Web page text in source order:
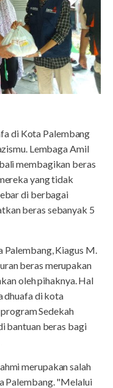
di Kota Palembang
Lembaga Amil
membagikan beras
yang tidak
di berbagai
beras sebanyak 5
Palembang, Kiagus M.
beras merupakan
oleh pihaknya. Hal
dhuafa di kota
Sedekah
bantuan beras bagi
merupakan salah
Palembang. "Melalui